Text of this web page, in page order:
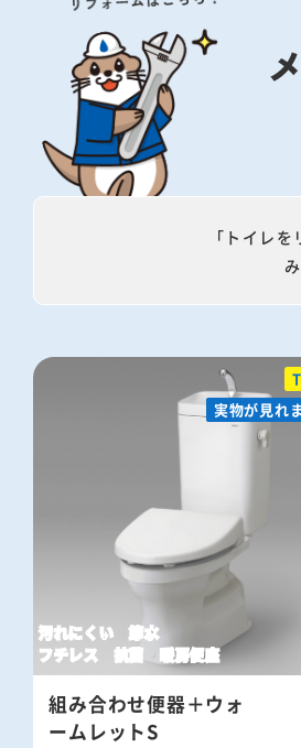
「トイレ
実物が見れ
実物が見れ
汚れにくい 節水
フチレス 抗菌 暖房便座
組み合わせ便器＋ウォ
ームレットS